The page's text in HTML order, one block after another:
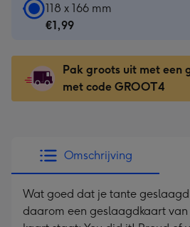
Ansichtkaart
-
-
118
x
Dimensions:
118
x
166
118 x 166 mm
€1,99
Pak groots uit met een
met code GROOT4
Omschrijving
Wat goed dat je tante
daarom een geslaagdkaart